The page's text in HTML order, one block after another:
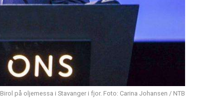
på oljemessa i Stavanger i fjor. Foto: Carina Johansen / NTB